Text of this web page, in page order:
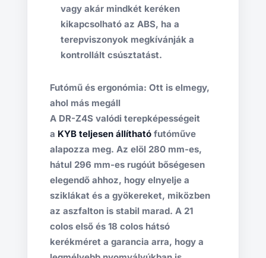
vagy akár mindkét keréken
kikapcsolható az ABS, ha a
terepviszonyok megkívánják a
kontrollált csúsztatást.
Futómű és ergonómia: Ott is elmegy,
ahol más megáll
A DR-Z4S valódi terepképességeit
a KYB teljesen állíthatófutóműve
alapozza meg. Az elöl 280 mm-es,
hátul 296 mm-es rugóút bőségesen
elegendő ahhoz, hogy elnyelje a
sziklákat és a gyökereket, miközben
az aszfalton is stabil marad. A 21
colos első és 18 colos hátsó
kerékméret a garancia arra, hogy a